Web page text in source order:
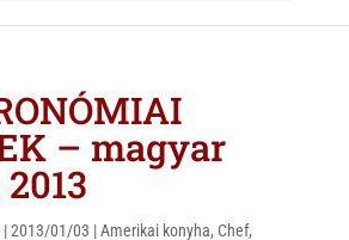
– magyar
|2013/01/03 |Amerikai konyha, Chef,